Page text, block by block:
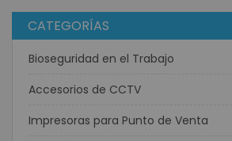
CATEGORÍAS
Bioseguridad en el Trabajo
Accesorios de CCTV
Impresoras para Punto de Venta